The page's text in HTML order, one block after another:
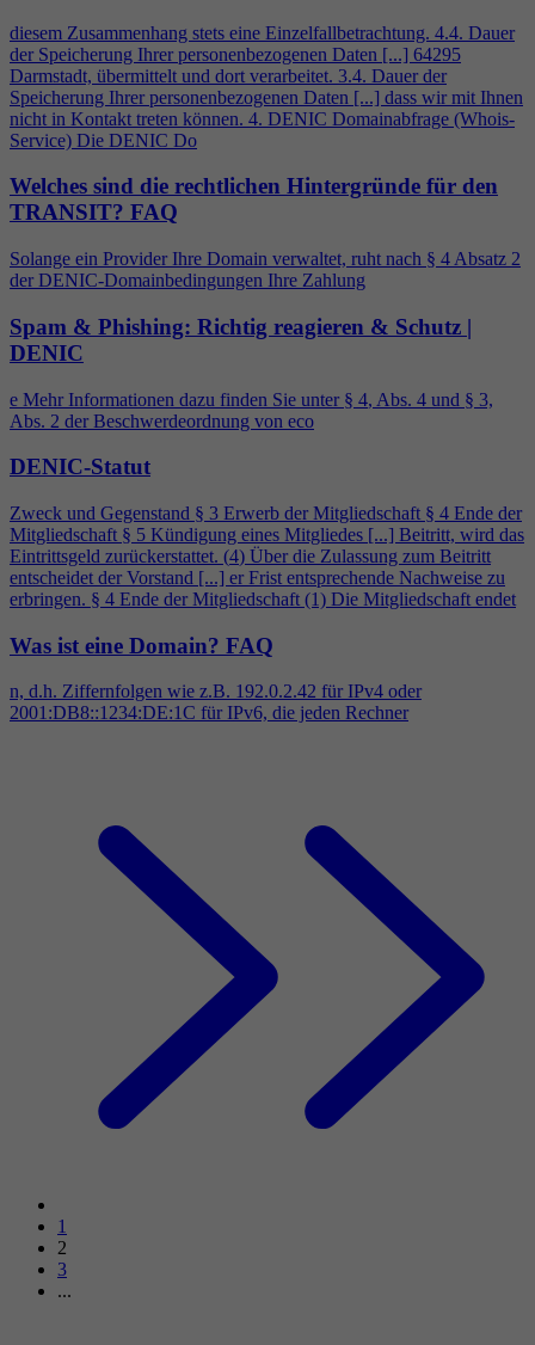
diesem Zusammenhang stets eine Einzelfallbetrachtung. 4.4. Dauer
der Speicherung Ihrer personenbezogenen Daten [...] 64295
Darmstadt, übermittelt und dort verarbeitet. 3.4. Dauer der
Speicherung Ihrer personenbezogenen Daten [...] dass wir mit Ihnen
nicht in Kontakt treten können. 4. DENIC Domainabfrage (Whois-
Service) Die DENIC Do
Welches sind die rechtlichen Hintergründe für den
TRANSIT? FAQ
Solange ein Provider Ihre Domain verwaltet, ruht nach § 4 Absatz 2
der DENIC-Domainbedingungen Ihre Zahlung
Spam & Phishing: Richtig reagieren & Schutz |
DENIC
e Mehr Informationen dazu finden Sie unter § 4, Abs. 4 und § 3,
Abs. 2 der Beschwerdeordnung von eco
DENIC-Statut
Zweck und Gegenstand § 3 Erwerb der Mitgliedschaft § 4 Ende der
Mitgliedschaft § 5 Kündigung eines Mitgliedes [...] Beitritt, wird das
Eintrittsgeld zurückerstattet. (4) Über die Zulassung zum Beitritt
entscheidet der Vorstand [...] er Frist entsprechende Nachweise zu
erbringen. § 4 Ende der Mitgliedschaft (1) Die Mitgliedschaft endet
Was ist eine Domain? FAQ
n, d.h. Ziffernfolgen wie z.B. 192.0.2.42 für IPv4 oder
2001:DB8::1234:DE:1C für IPv6, die jeden Rechner
1
2
3
...